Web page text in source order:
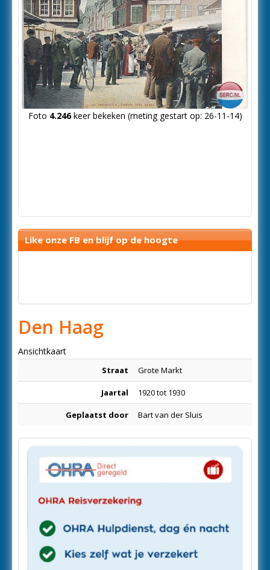
Foto 4.246keer bekeken (meting gestart op: 26-11-14)
Like onze FB en blijf op de hoogte
Den Haag
Ansichtkaart
Straat Grote Markt
Jaartal 1920 tot 1930
Geplaatst door Bart van der Sluis